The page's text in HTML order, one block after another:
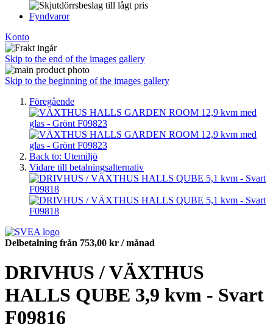
Fyndvaror
Konto
Skip to the end of the images gallery
Skip to the beginning of the images gallery
Föregående
Back to: Utemiljö
Vidare till betalningsalternativ
Delbetalning från 753,00 kr / månad
DRIVHUS / VÄXTHUS
HALLS QUBE 3,9 kvm - Svart
F09816